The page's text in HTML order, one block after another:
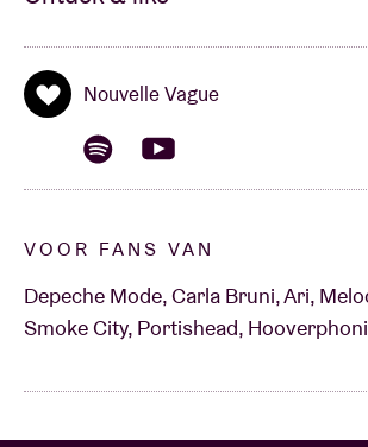
Nouvelle Vague
VOOR FANS VAN
Depeche Mode, Carla Bruni, Ari,
Smoke City, Portishead,